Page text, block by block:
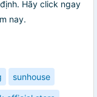
Hãy click ngay
nay.
sunhouse